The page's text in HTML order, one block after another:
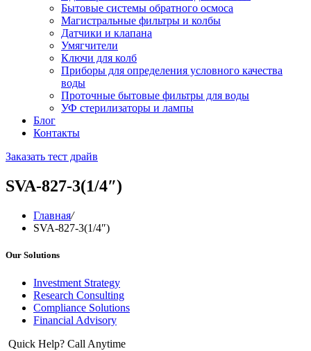
Бытовые системы обратного осмоса
Магистральные фильтры и колбы
Датчики и клапана
Умягчители
Ключи для колб
Приборы для определения условного качества
воды
Проточные бытовые фильтры для воды
УФ стерилизаторы и лампы
Блог
Контакты
Заказать тест драйв
SVA-827-3(1/4″)
Главная/
SVA-827-3(1/4″)
Our Solutions
Investment Strategy
Research Consulting
Compliance Solutions
Financial Advisory
Quick Help? Call Anytime